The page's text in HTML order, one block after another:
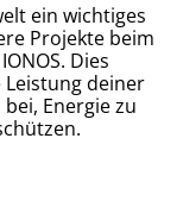
ein wichtiges
Projekte beim
Dies
deiner
Energie zu